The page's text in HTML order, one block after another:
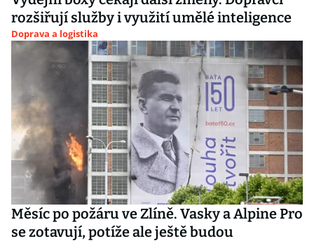
rozšiřují služby i využití umělé inteligence
Doprava a logistika
Měsíc po požáru ve Zlíně. Vasky a Alpine Pro
se zotavují, potíže ale ještě budou